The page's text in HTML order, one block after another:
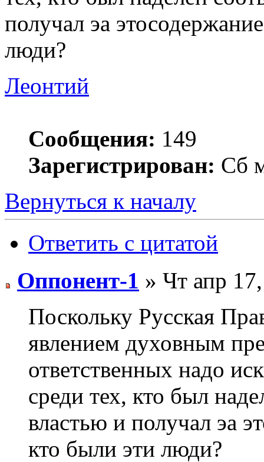
получал эа
люди?
Леонтий
Сообщения: 149
Зарегистрирован: Сб
Вернуться к началу
Ответить с цитатой
Оппонент-1 » Чт апр
Поскольку Русская
явлением духовным
ответственных надо
среди тех, кто был
властью и получал эа
кто были эти люди?